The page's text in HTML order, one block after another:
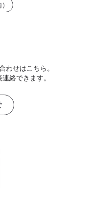
わせはこちら。
絡できます。